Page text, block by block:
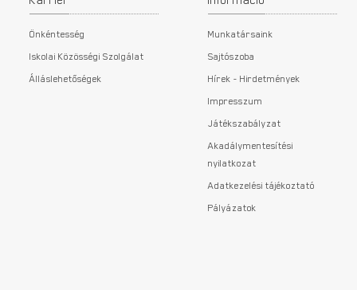
Önkéntesség
Iskolai Közösségi Szolgálat
Álláslehetőségek
Munkatársaink
Sajtószoba
Hírek - Hirdetmények
Impresszum
Játékszabályzat
Akadálymentesítési
nyilatkozat
Adatkezelési tájékoztató
Pályázatok